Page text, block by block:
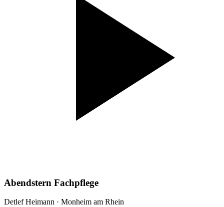
Abendstern Fachpflege
Detlef Heimann · Monheim am Rhein